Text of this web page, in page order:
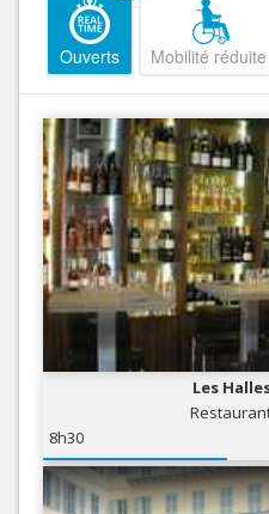
Ouverts Mobilité réduite
Les
8h30